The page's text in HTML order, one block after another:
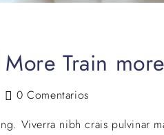
Train
0 Comentarios
Viverra nibh crais pulvinar